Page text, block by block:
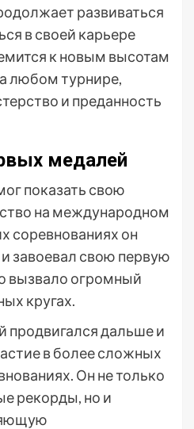
развиваться
в своей карьере
к новым высотам
любом турнире,
и преданность
медалей
показать свою
на международном
соревнованиях он
завоевал свою первую
вызвало огромный
кругах.
продвигался дальше и
в более сложных
Он не только
рекорды, но и